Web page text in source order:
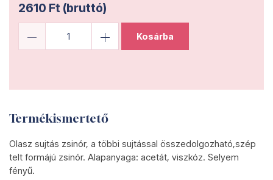
2610 Ft (bruttó)
Kosárba
Termékismertető
Olasz sujtás zsinór, a többi sujtással összedolgozható,szép
telt formájú zsinór. Alapanyaga: acetát, viszkóz. Selyem
fényű.